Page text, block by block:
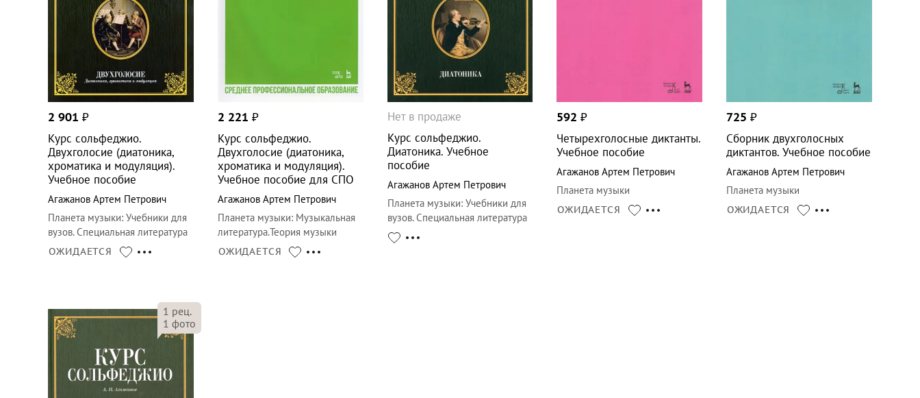
2 901₽
Курс сольфеджио.
Двухголосие (диатоника,
хроматика и модуляция).
Учебное пособие
Агажанов Артем Петрович
Планета музыки:Учебники для
вузов. Специальная литература
ОЖИДАЕТСЯ
2 221 ₽
Курс сольфеджио.
Двухголосие (диатоника,
хроматика и модуляция).
Учебное пособие для СПО
Агажанов Артем Петрович
Планета музыки: Музыкальная
литература.Теория музыки
ОЖИДАЕТСЯ
Нет в продаже
Курс сольфеджио.
Диатоника. Учебное
пособие
Агажанов Артем Петрович
Планета музыки: Учебники для
вузов. Специальная литература
592₽
Четырехголосные диктанты.
Учебное пособие
Агажанов Артем Петрович
Планета музыки
ОЖИДАЕТСЯ
725 ₽
Сборник двухголосных
диктантов. Учебное пособие
Агажанов Артем Петрович
Планета музыки
ОЖИДАЕТСЯ
1 рец.
1 фото